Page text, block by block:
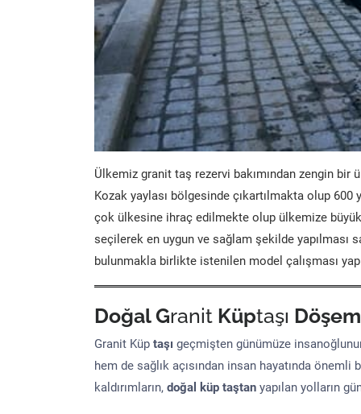
Ülkemiz granit taş rezervi bakımından zengin bir
Kozak yaylası bölgesinde çıkartılmakta olup
çok ülkesine ihraç edilmekte olup ülkemize
seçilerek en uygun ve sağlam şekilde yapılması
bulunmakla birlikte istenilen model çalışması
Doğal Granit Küptaşı
Granit Küp taşı geçmişten günümüze
hem de sağlık açısından insan hayatında
kaldırımların, doğal küp taştan yapılan yolların